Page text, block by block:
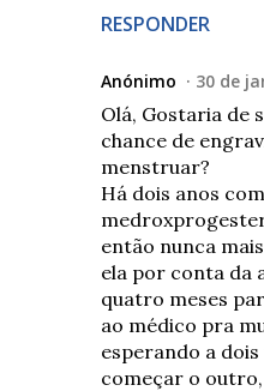
RESPONDER
Anónimo 30 de
Olá, Gostaria de
chance de
menstruar?
Há dois anos
então nunca
ela por conta da
quatro meses
ao médico pra
esperando a
começar o